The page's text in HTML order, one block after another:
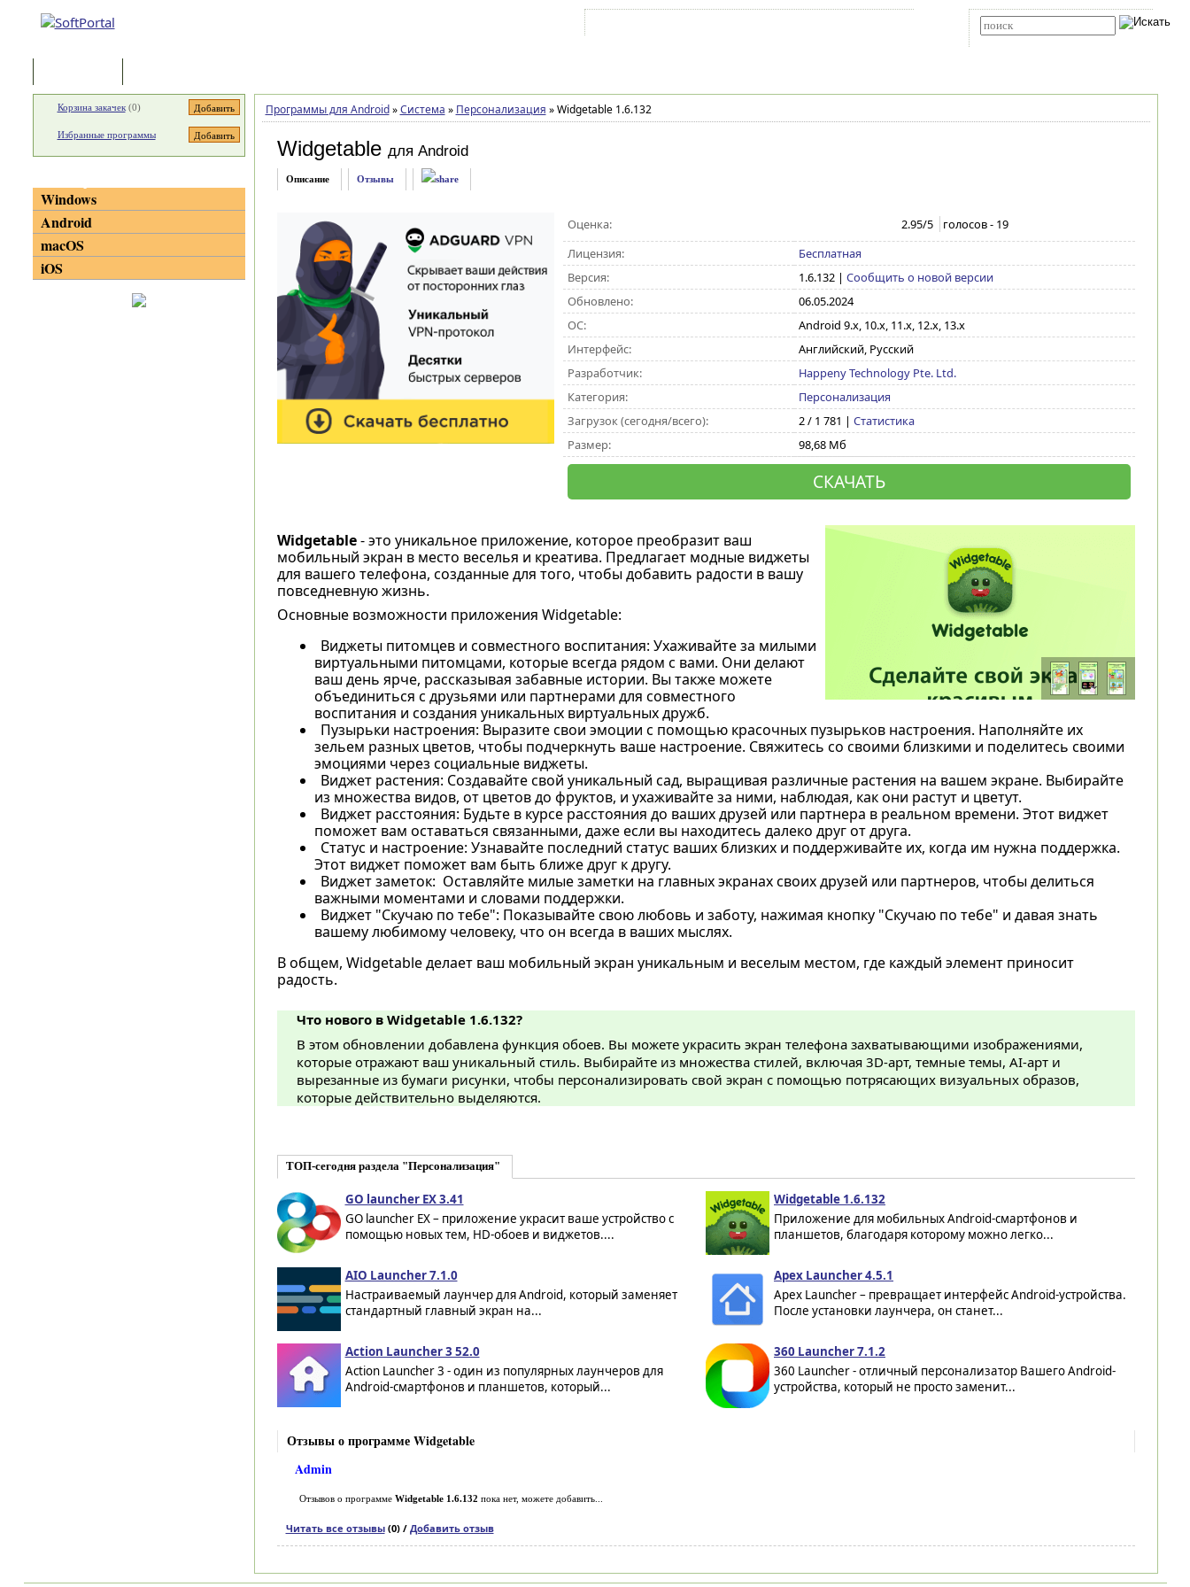
Программы для Android » Система » Персонализация »Widgetable 1.6.132
Widgetable для Android
Описание Отзывы
Оценка: 2.95/5 голосов - 19
Лицензия:
Бесплатная
Версия:
1.6.132| Сообщить о новой версии
Обновлено:
06.05.2024
ОС:
Android 9.x, 10.x, 11.x, 12.x, 13.x
Интерфейс:
Английский, Русский
Разработчик:
Happeny Technology Pte. Ltd.
Категория:
Персонализация
Загрузок (сегодня/всего):
2 / 1 781 | Статистика
Размер:
98,68 Мб
СКАЧАТЬ
Widgetable- это уникальное приложение, которое преобразит ваш
мобильный экран в место веселья и креатива. Предлагает модные виджеты
для вашего телефона, созданные для того, чтобы добавить радости в вашу
повседневную жизнь.
Основные возможности приложения Widgetable:
Виджеты питомцев и совместного воспитания: Ухаживайте за милыми
виртуальными питомцами, которые всегда рядом с вами. Они делают
ваш день ярче, рассказывая забавные истории. Вы также можете
объединиться с друзьями или партнерами для совместного
воспитания и создания уникальных виртуальных дружб.
Пузырьки настроения: Выразите свои эмоции с помощью красочных пузырьков настроения. Наполняйте их
зельем разных цветов, чтобы подчеркнуть ваше настроение. Свяжитесь со своими близкими и поделитесь своими
эмоциями через социальные виджеты.
Виджет растения: Создавайте свой уникальный сад, выращивая различные растения на вашем экране. Выбирайте
из множества видов, от цветов до фруктов, и ухаживайте за ними, наблюдая, как они растут и цветут.
Виджет расстояния: Будьте в курсе расстояния до ваших друзей или партнера в реальном времени. Этот виджет
поможет вам оставаться связанными, даже если вы находитесь далеко друг от друга.
Статус и настроение: Узнавайте последний статус ваших близких и поддерживайте их, когда им нужна поддержка.
Этот виджет поможет вам быть ближе друг к другу.
Виджет заметок: Оставляйте милые заметки на главных экранах своих друзей или партнеров, чтобы делиться
важными моментами и словами поддержки.
Виджет "Скучаю по тебе": Показывайте свою любовь и заботу, нажимая кнопку "Скучаю по тебе" и давая знать
вашему любимому человеку, что он всегда в ваших мыслях.
В общем, Widgetable делает ваш мобильный экран уникальным и веселым местом, где каждый элемент приносит
радость.
Что нового в Widgetable 1.6.132?
В этом обновлении добавлена функция обоев. Вы можете украсить экран телефона захватывающими изображениями,
которые отражают ваш уникальный стиль. Выбирайте из множества стилей, включая 3D-арт, темные темы, AI-арт и
вырезанные из бумаги рисунки, чтобы персонализировать свой экран с помощью потрясающих визуальных образов,
которые действительно выделяются.
ТОП-сегодня раздела "Персонализация"
GO launcher EX 3.41
GO launcher EX – приложение украсит ваше устройство с
помощью новых тем, HD-обоев и виджетов....
Widgetable 1.6.132
Приложение для мобильных Android-смартфонов и
планшетов, благодаря которому можно легко...
AIO Launcher 7.1.0
Настраиваемый лаунчер для Android, который заменяет
стандартный главный экран на...
Apex Launcher 4.5.1
Apex Launcher – превращает интерфейс Android-устройства.
После установки лаунчера, он станет...
Action Launcher 3 52.0
Action Launcher 3 - один из популярных лаунчеров для
Android-смартфонов и планшетов, который...
360 Launcher 7.1.2
360 Launcher - отличный персонализатор Вашего Android-
устройства, который не просто заменит...
Отзывы о программе Widgetable
Admin
Отзывов о программе Widgetable 1.6.132 пока нет, можете добавить...
Читать все отзывы(0) / Добавить отзыв
Корзина закачек(0)
Избранные программы
Windows
Android
macOS
iOS